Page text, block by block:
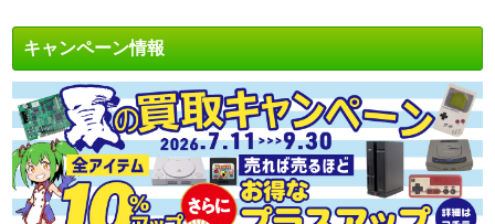
キャンペーン情報